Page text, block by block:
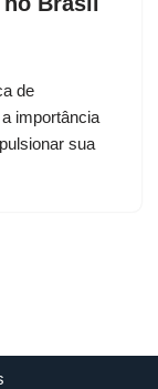
de
importância
sua